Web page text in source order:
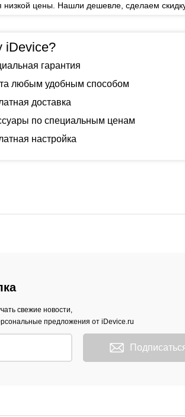
низкой цены. Нашли дешевле, сделаем
iDevice?
гарантия
любым удобным способом
доставка
по специальным ценам
настройка
свежие новости,
предложения от iDevice.ru